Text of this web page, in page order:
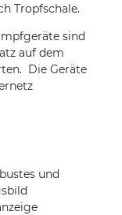
Tropfschale.
sind
auf dem
Die Geräte
und